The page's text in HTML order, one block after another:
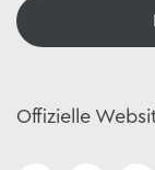
Offizielle